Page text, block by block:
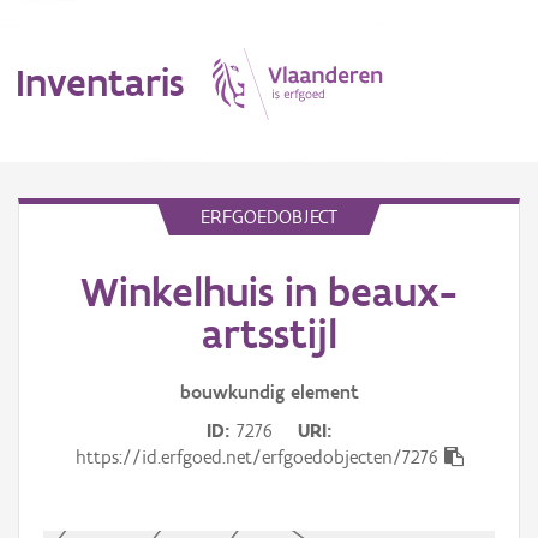
Inventaris
Erfgoedobject
ERFGOEDOBJECT
Winkelhuis in beaux-
artsstijl
bouwkundig element
ID 7276
URI
https://id.erfgoed.net/erfgoedobjecten/7276